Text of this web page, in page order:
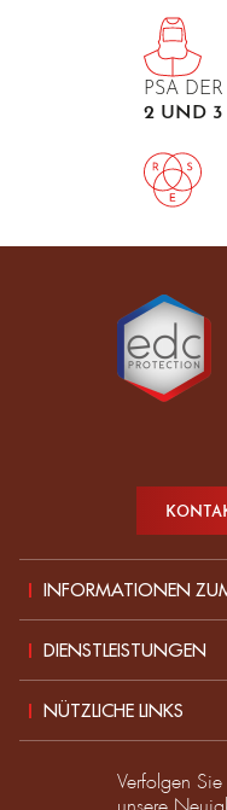
PSA
2 UND 3
INFORMATIONEN
Nachhaltige
DIENSTLEISTUNGEN
Normen für PSA
Leitfaden zur Größe
NÜTZLICHE LINKS
EDC-Händler werden
Verfolgen